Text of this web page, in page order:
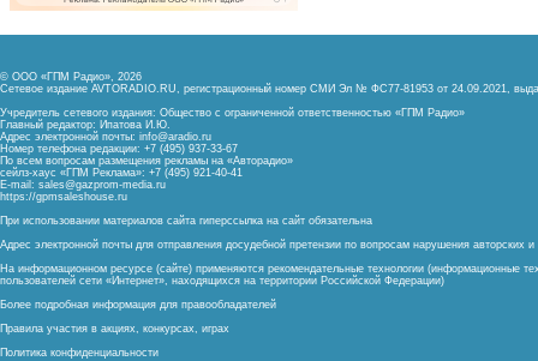
© ООО «ГПМ Радио», 2026
Сетевое издание AVTORADIO.RU, регистрационный номер СМИ Эл № ФС77-81953 от 24.09.2021,
Учредитель сетевого издания: Общество с ограниченной ответственностью «ГПМ Радио»
Главный редактор: Ипатова И.Ю.
Адрес электронной почты: info@aradio.ru
Номер телефона редакции: +7 (495) 937-33-67
По всем вопросам размещения рекламы на «Авторадио»
сейлз-хаус «ГПМ Реклама»: +7 (495) 921-40-41
E-mail: sales@gazprom-media.ru
https://gpmsaleshouse.ru
При использовании материалов сайта гиперссылка на сайт обязательна
Адрес электронной почты для отправления досудебной претензии по вопросам нарушения авторских
На информационном ресурсе (сайте) применяются рекомендательные технологии (информационные
пользователей сети «Интернет», находящихся на территории Российской Федерации)
Более подробная информация для правообладателей
Правила участия в акциях, конкурсах, играх
Политика конфиденциальности